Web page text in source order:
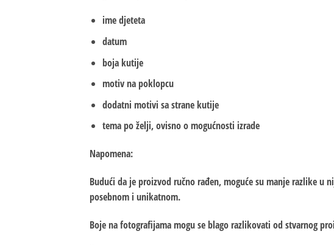
ime djeteta
datum
boja kutije
motiv na poklopcu
dodatni motivi sa strane kutije
tema po želji, ovisno o mogućnosti izrade
Napomena:
Budući da je proizvod ručno rađen, moguće su manje razlike
posebnom i unikatnom.
Boje na fotografijama mogu se blago razlikovati od stvarnog